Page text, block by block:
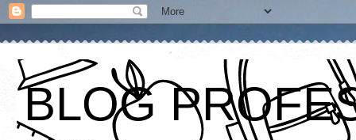
BLOG